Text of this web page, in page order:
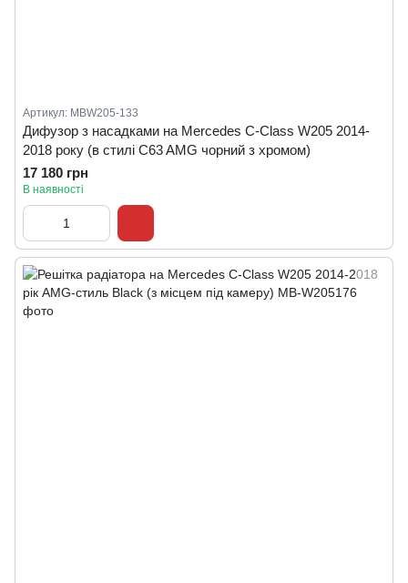
Артикул: MBW205-133
Дифузор з насадками на Mercedes C-Class W205 2014-
2018 року (в стилі C63 AMG чорний з хромом)
17 180 грн
В наявності